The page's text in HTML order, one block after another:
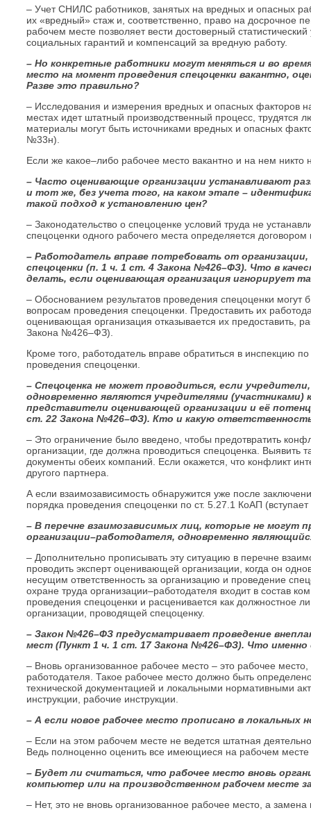
– Учет СНИЛС работников, занятых на вредных и опасных
их «вредный» стаж и, соответственно, право на досрочное
рабочем месте позволяет вести достоверный
социальных гарантий и компенсаций за вредную работу.
– Но конкретные работники могут меняться и во
место на момент проведения спецоценки вакантно,
Разве это правильно?
– Исследования и измерения вредных и опасных факторов
местах идет штатный производственный процесс,
материалы могут быть источниками вредных и опасных
№33н).
Если же какое–либо рабочее место вакантно и на нем
– Часто оценивающие организации устанавливают
и тот же, без учета того, на каком этапе –
такой подход к установлению цен?
– Законодательство о спецоценке условий труда не
спецоценки одного рабочего места определяется
– Работодатель вправе потребовать от
спецоценки (п. 1 ч. 1 ст. 4 Закона №426–ФЗ). Что в
делать, если оценивающая организация игнорирует
– Обоснованием результатов проведения спецоценки
вопросам проведения спецоценки. Предоставить их
оценивающая организация отказывается их предоставить,
Закона №426–ФЗ).
Кроме того, работодатель вправе обратиться в инспекцию
проведения спецоценки.
– Спецоценка не может проводиться, если
одновременно являются учредителями (участниками)
представители оценивающей организации и её
ст. 22 Закона №426–ФЗ). Кто и какую
– Это ограничение было введено, чтобы предотвратить
организации, где должна проводиться спецоценка.
документы обеих компаний. Если окажется, что конфликт
другого партнера.
А если взаимозависимость обнаружится уже после
порядка проведения спецоценки по ст. 5.27.1 КоАП
– В перечне взаимозависимых лиц, которые не могут
организации–работодателя, одновременно
– Дополнительно прописывать эту ситуацию в перечне
проводить эксперт оценивающей организации, когда он
несущим ответственность за организацию и проведение
охране труда организации–работодателя входит в состав
проведения спецоценки и расценивается как должностное
организации, проводящей спецоценку.
– Закон №426–ФЗ предусматривает проведение
мест (Пункт 1 ч. 1 ст. 17 Закона №426–ФЗ). Что
– Вновь организованное рабочее место – это рабочее
работодателя. Такое рабочее место должно быть
технической документацией и локальными нормативными
инструкции, рабочие инструкции.
– А если новое рабочее место прописано в локальных
– Если на этом рабочем месте не ведется штатная
Ведь полноценно оценить все имеющиеся на рабочем
– Будет ли считаться, что рабочее место вновь
компьютер или на производственном рабочем месте
– Нет, это не вновь организованное рабочее место, а